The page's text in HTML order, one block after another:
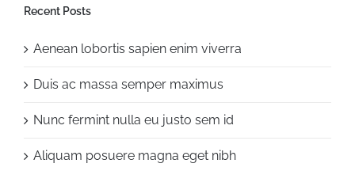
Recent Posts
Aenean lobortis sapien enim viverra
Duis ac massa semper maximus
Nunc fermint nulla eu justo sem id
Aliquam posuere magna eget nibh